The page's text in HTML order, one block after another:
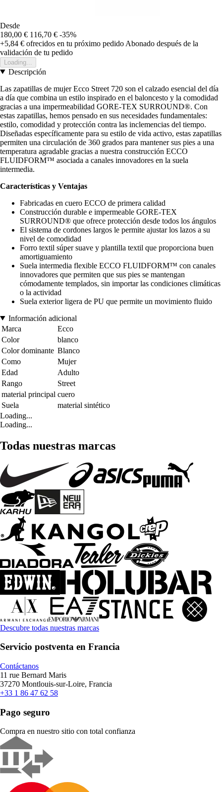
Desde
180,00 € 116,70 € -35%
+5,84 € ofrecidos en tu próximo pedido Abonado después de la
validación de tu pedido
Loading...
Descripción
Las zapatillas de mujer Ecco Street 720 son el calzado esencial del día
a día que combina un estilo inspirado en el baloncesto y la comodidad
gracias a una impermeabilidad GORE-TEX SURROUND®. Con
estas zapatillas, hemos pensado en sus necesidades fundamentales:
estilo, comodidad y protección contra las inclemencias del tiempo.
Diseñadas específicamente para su estilo de vida activo, estas zapatillas
permiten una circulación de 360 grados para mantener sus pies a una
temperatura agradable gracias a nuestra construcción ECCO
FLUIDFORM™ asociada a canales innovadores en la suela
intermedia.
Características y Ventajas
Fabricadas en cuero ECCO de primera calidad
Construcción durable e impermeable GORE-TEX
SURROUND® que ofrece protección desde todos los ángulos
El sistema de cordones largos le permite ajustar los lazos a su
nivel de comodidad
Forro textil súper suave y plantilla textil que proporciona buen
amortiguamiento
Suela intermedia flexible ECCO FLUIDFORM™ con canales
innovadores que permiten que sus pies se mantengan
cómodamente templados, sin importar las condiciones climáticas
o la actividad
Suela exterior ligera de PU que permite un movimiento fluido
Información adicional
Marca
Ecco
Color
blanco
Color dominante Blanco
Como
Mujer
Edad
Adulto
Rango
Street
material principal cuero
Suela
material sintético
Loading...
Loading...
Todas nuestras marcas
Descubre todas nuestras marcas
Servicio postventa en Francia
Contáctanos
11 rue Bernard Maris
37270 Montlouis-sur-Loire, Francia
+33 1 86 47 62 58
Pago seguro
Compra en nuestro sitio con total confianza